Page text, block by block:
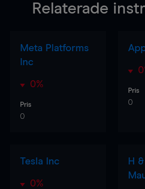
Relaterade
Meta Platforms
Inc
0%
Pris
0
Pris
0
Tesla Inc
0%
H